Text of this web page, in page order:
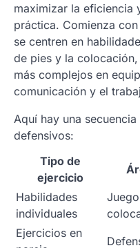
maximizar la eficiencia
práctica. Comienza
se centren en
de pies y la
más complejos en
comunicación y el
Aquí hay una
defensivos:
Tipo de
ejercicio
Habilidades
individuales
Ejercicios en